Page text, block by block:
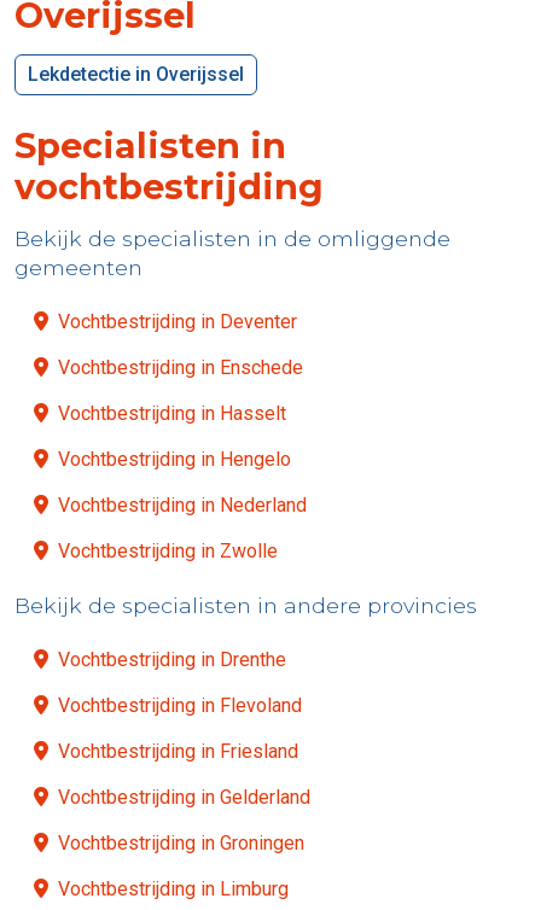
Overijssel
Lekdetectie in Overijssel
Specialisten in
vochtbestrijding
Bekijk de specialisten in de omliggende
gemeenten
Vochtbestrijding in Deventer
Vochtbestrijding in Enschede
Vochtbestrijding in Hasselt
Vochtbestrijding in Hengelo
Vochtbestrijding in Nederland
Vochtbestrijding in Zwolle
Bekijk de specialisten in andere provincies
Vochtbestrijding in Drenthe
Vochtbestrijding in Flevoland
Vochtbestrijding in Friesland
Vochtbestrijding in Gelderland
Vochtbestrijding in Groningen
Vochtbestrijding in Limburg